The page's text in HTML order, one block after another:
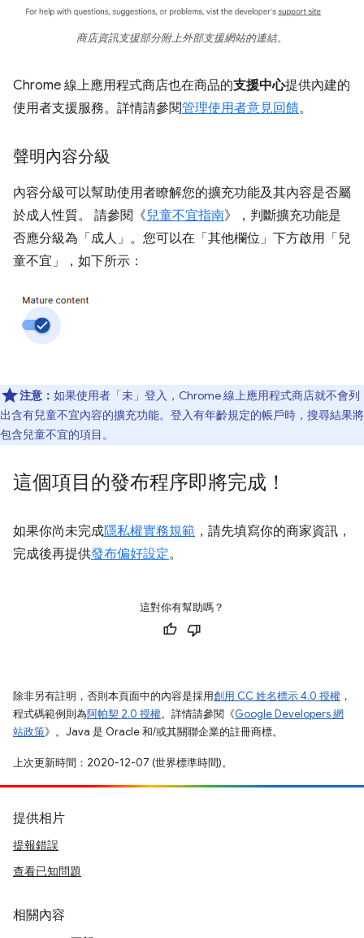
商店資訊支援部分附上外部支援網站的連結。
Chrome 線上應用程式商店也在商品的支援中心提供內建的
使用者支援服務。詳情請參閱管理使用者意見回饋。
聲明內容分級
內容分級可以幫助使用者瞭解您的擴充功能及其內容是否屬
於成人性質。 請參閱《兒童不宜指南》，判斷擴充功能是
否應分級為「成人」。您可以在「其他欄位」 下方啟用「兒
童不宜」
，如下所示：
注意： 如果使用者「未」登入，Chrome 線上應用程式商店就不會列
出含有兒童不宜內容的擴充功能。 登入有年齡規定的帳戶時，搜尋結果將
包含兒童不宜的項目。
這個項目的發布程序即將完成！
如果你尚未完成隱私權實務規範 ，請先填寫你的商家資訊，
完成後再提供發布偏好設定。
這對你有幫助嗎？
除非另有註明，否則本頁面中的內容是採用創用 CC 姓名標示 4.0 授權 ，
程式碼範例則為阿帕契 2.0 授權。詳情請參閱《Google Developers 網
站政策》。Java 是 Oracle 和/或其關聯企業的註冊商標。
上次更新時間：2020-12-07 (世界標準時間)。
提供相片
提報錯誤
查看已知問題
相關內容